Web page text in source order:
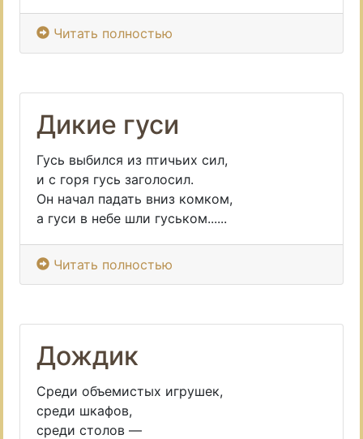
Читать полностью
Дикие гуси
Гусь выбился из птичьих сил,
и с горя гусь заголосил.
Он начал падать вниз комком,
а гуси в небе шли гуськом......
Читать полностью
Дождик
Среди объемистых игрушек,
среди шкафов,
среди столов —